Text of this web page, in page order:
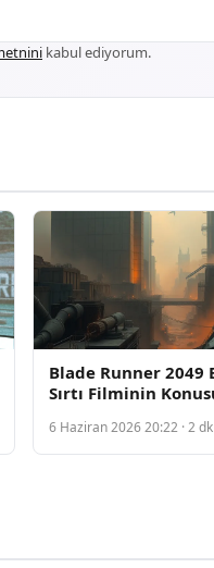
kabul ediyorum.
Blade Runner 2049
Sırtı Filminin
6 Haziran 2026 20:22 · 2 dk